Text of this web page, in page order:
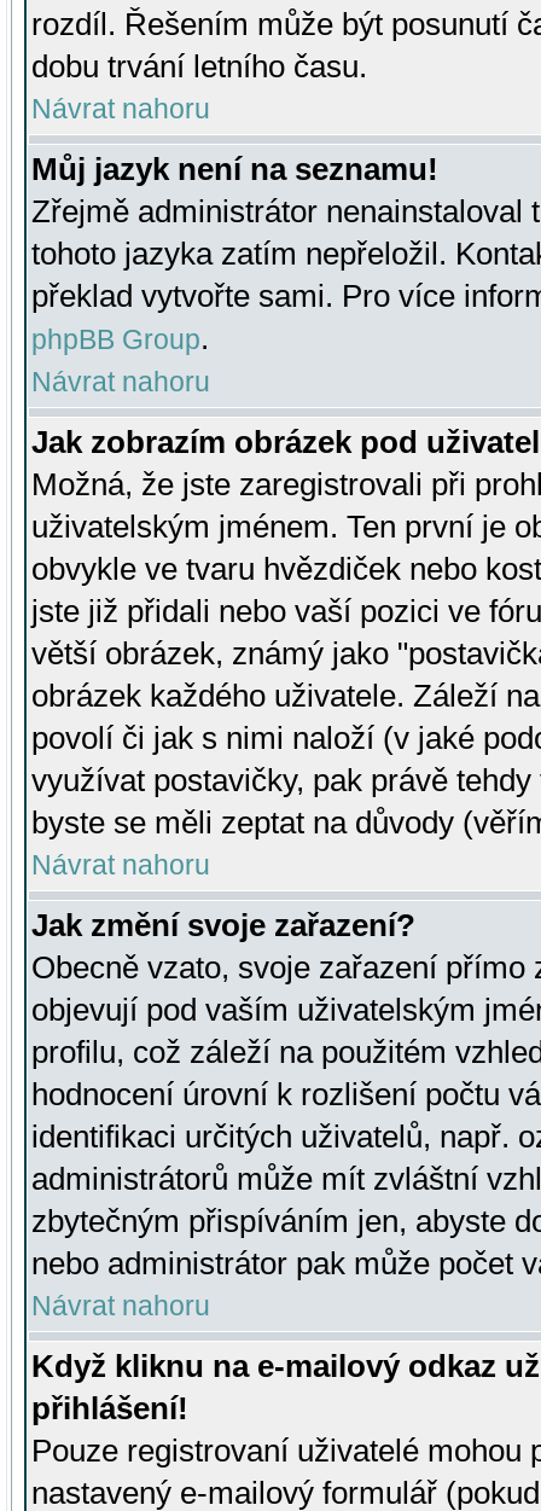
rozdíl. Řešením může být posunutí
dobu trvání letního času.
Návrat nahoru
Můj jazyk není na seznamu!
Zřejmě administrátor nenainstaloval
tohoto jazyka zatím nepřeložil.
překlad vytvořte sami. Pro více
phpBB Group.
Návrat nahoru
Jak zobrazím obrázek pod
Možná, že jste zaregistrovali při
uživatelským jménem. Ten první je
obvykle ve tvaru hvězdiček nebo
jste již přidali nebo vaší pozici ve
větší obrázek, známý jako
obrázek každého uživatele. Záleží
povolí či jak s nimi naloží (v jaké
využívat postavičky, pak právě
byste se měli zeptat na důvody
Návrat nahoru
Jak změní svoje zařazení?
Obecně vzato, svoje zařazení přímo
objevují pod vaším uživatelským
profilu, což záleží na použitém
hodnocení úrovní k rozlišení počtu
identifikaci určitých uživatelů, např.
administrátorů může mít zvláštní
zbytečným přispíváním jen, abyste
nebo administrátor pak může počet
Návrat nahoru
Když kliknu na e-mailový odkaz
přihlášení!
Pouze registrovaní uživatelé mohou
nastavený e-mailový formulář